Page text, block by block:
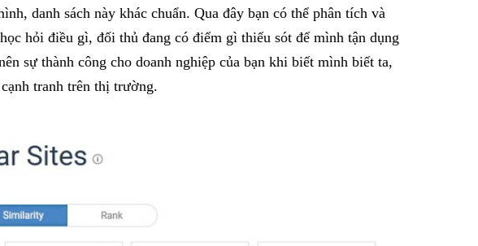
danh sách này khác chuẩn. Qua đây bạn có thể phân tích và
hỏi điều gì, đối thủ đang có điểm gì thiếu sót để mình tận dụng
sự thành công cho doanh nghiệp của bạn khi biết mình biết ta,
tranh trên thị trường.